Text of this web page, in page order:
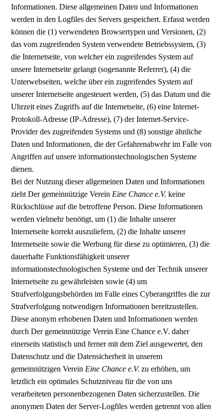
Informationen. Diese allgemeinen Daten und Informationen
werden in den Logfiles des Servers gespeichert. Erfasst werden
können die (1) verwendeten Browsertypen und Versionen, (2)
das vom zugreifenden System verwendete Betriebssystem, (3)
die Internetseite, von welcher ein zugreifendes System auf
unsere Internetseite gelangt (sogenannte Referrer), (4) die
Unterwebseiten, welche über ein zugreifendes System auf
unserer Internetseite angesteuert werden, (5) das Datum und die
Uhrzeit eines Zugriffs auf die Internetseite, (6) eine Internet-
Protokoll-Adresse (IP-Adresse), (7) der Internet-Service-
Provider des zugreifenden Systems und (8) sonstige ähnliche
Daten und Informationen, die der Gefahrenabwehr im Falle von
Angriffen auf unsere informationstechnologischen Systeme
dienen.
Bei der Nutzung dieser allgemeinen Daten und Informationen
zieht Der gemeinnützige Verein Eine Chance e.V. keine
Rückschlüsse auf die betroffene Person. Diese Informationen
werden vielmehr benötigt, um (1) die Inhalte unserer
Internetseite korrekt auszuliefern, (2) die Inhalte unserer
Internetseite sowie die Werbung für diese zu optimieren, (3) die
dauerhafte Funktionsfähigkeit unserer
informationstechnologischen Systeme und der Technik unserer
Internetseite zu gewährleisten sowie (4) um
Strafverfolgungsbehörden im Falle eines Cyberangriffes die zur
Strafverfolgung notwendigen Informationen bereitzustellen.
Diese anonym erhobenen Daten und Informationen werden
durch Der gemeinnützige Verein Eine Chance e.V. daher
einerseits statistisch und ferner mit dem Ziel ausgewertet, den
Datenschutz und die Datensicherheit in unserem
gemeinnützigen Verein Eine Chance e.V. zu erhöhen, um
letztlich ein optimales Schutzniveau für die von uns
verarbeiteten personenbezogenen Daten sicherzustellen. Die
anonymen Daten der Server-Logfiles werden getrennt von allen